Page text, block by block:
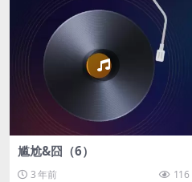
尴尬&囧（6）
3 年前 116